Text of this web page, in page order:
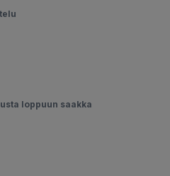
loppuun saakka